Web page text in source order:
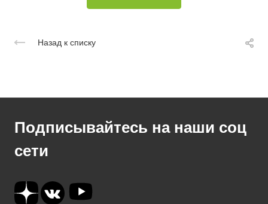
Назад к списку
Подписывайтесь на наши соц
сети